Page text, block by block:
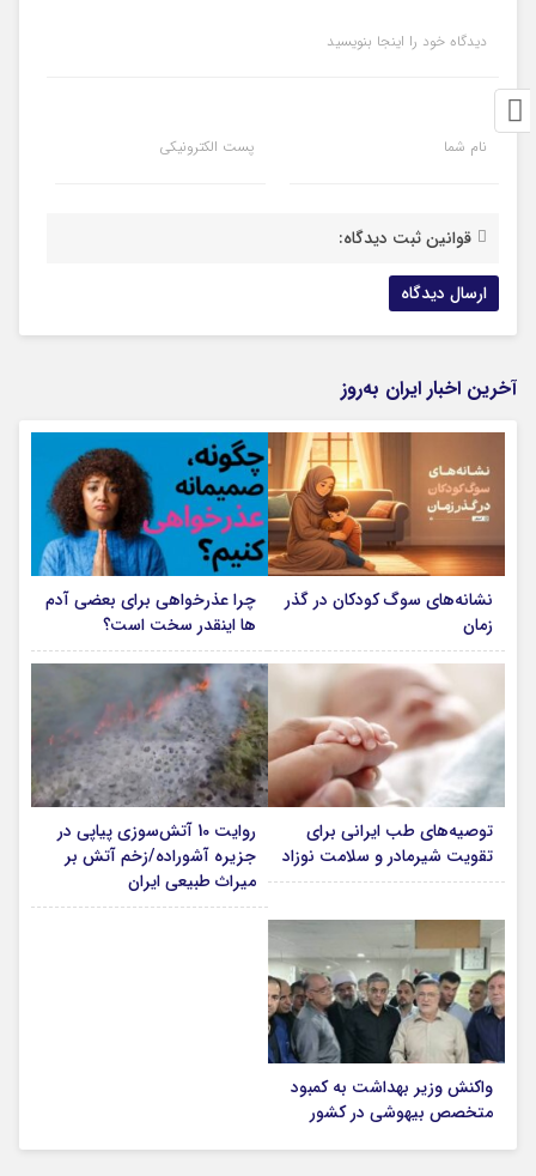
دیدگاه خود را اینجا بنویسید
نام شما پست الکترونیکی
قوانین ثبت دیدگاه:
آخرین اخبار ایران به‌روز
نشانه‌های سوگ کودکان در گذر
زمان
چرا عذرخواهی برای بعضی آدم
ها اینقدر سخت است؟
توصیه‌های طب ایرانی برای
تقویت شیرمادر و سلامت نوزاد
روایت 10 آتش‌سوزی پیاپی در
جزیره آشوراده/زخم آتش بر
‌میراث طبیعی ایران
واکنش وزیر بهداشت به کمبود
متخصص بیهوشی‌ در کشور